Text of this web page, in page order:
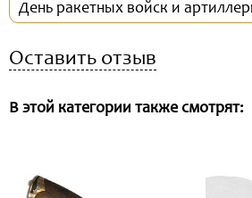
День ракетных войск и
Оставить отзыв
В этой категории также смотрят: